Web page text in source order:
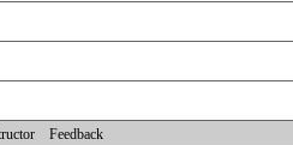
Feedback